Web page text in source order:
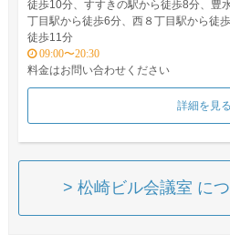
徒歩10分、すすきの駅から徒歩8分、豊
丁目駅から徒歩6分、西８丁目駅から徒
徒歩11分
09:00〜20:30
料金はお問い合わせください
詳細を見る
> 松崎ビル会議室 に